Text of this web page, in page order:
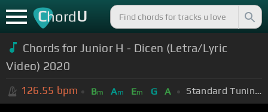
ChordU
Chords for Junior H - Dicen (Letra/Lyric
Video) 2020
126.55 bpm Bm Am Em G A Standard Tuning (EADGBE)